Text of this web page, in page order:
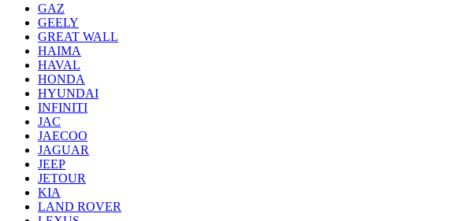
GAZ
GEELY
GREAT WALL
HAIMA
HAVAL
HONDA
HYUNDAI
INFINITI
JAC
JAECOO
JAGUAR
JEEP
JETOUR
KIA
LAND ROVER